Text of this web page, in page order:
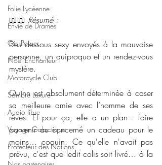
Folie Lycéenne
Envie de Drames
Girl Power
Noël Enchanteur
Motorcycle Club
Sombre Luxure
Audio libre
Voyage Galactique
Protecteur des Nations
📖📖 Résumé :
Des dessous sexy envoyés à la mauvaise
personne, un quiproquo et un rendez-vous
mystère.
Quinn est absolument déterminée à caser
sa meilleure amie avec l’homme de ses
rêves. Et pour ça, elle a un plan : faire
parvenir au concerné un cadeau pour le
moins… coquin. Ce qu'elle n'avait pas
prévu, c'est que ledit colis soit livré… à la